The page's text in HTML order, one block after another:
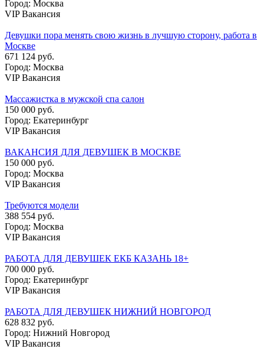
Город: Москва
VIP Вакансия
Девушки пора менять свою жизнь в лучшую сторону, работа в
Москве
671 124 руб.
Город: Москва
VIP Вакансия
Массажистка в мужской спа салон
150 000 руб.
Город: Екатеринбург
VIP Вакансия
ВАКАНСИЯ ДЛЯ ДЕВУШЕК В МОСКВЕ
150 000 руб.
Город: Москва
VIP Вакансия
Требуются модели
388 554 руб.
Город: Москва
VIP Вакансия
РАБОТА ДЛЯ ДЕВУШЕК ЕКБ КАЗАНЬ 18+
700 000 руб.
Город: Екатеринбург
VIP Вакансия
РАБОТА ДЛЯ ДЕВУШЕК НИЖНИЙ НОВГОРОД
628 832 руб.
Город: Нижний Новгород
VIP Вакансия